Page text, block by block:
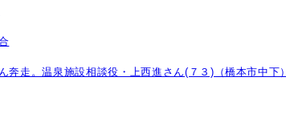
走。温泉施設相談役・上西進さん(７３)（橋本市中下）